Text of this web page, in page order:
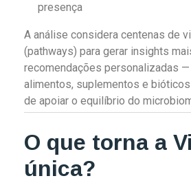
presença
A análise considera centenas de
(pathways) para gerar insights
recomendações personalizadas
alimentos, suplementos e
de apoiar o equilíbrio do
O que torna a
única?